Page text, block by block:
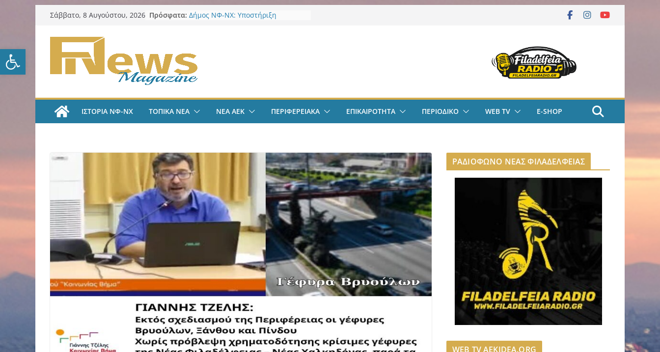
Ανοίξτε τη γραμμή εργαλείων
Μετάβαση
περιεχόμενο
Σάββατο, 8 Αυγούστου, 2026 Πρόσφατα: Δήμος ΝΦ-ΝΧ: Υποστήριξη
#35 | “Όλες οι εξελίξεις στην ΑΕΚ”
μέσα από το filadelfeiaradio & web
tv
League» – Η ξεχωριστή υποδοχή
του Μάριου Ηλιόπουλου
Κατερίνας Χαζλαρή
ΙΣΤΟΡΙΑ ΝΦ-ΝΧ ΤΟΠΙΚΑ ΝΕΑ ΝΕΑ ΑΕΚ ΠΕΡΙΦΕΡΕΙΑΚΑ ΕΠΙΚΑΙΡΟΤΗΤΑ ΠΕΡΙΟΔΙΚΟ WEB TV E-SHOP
ΡΑΔΙΟΦΩΝΟ ΝΕΑΣ ΦΙΛΑΔΕΛΦΕΙΑΣ
WEB TV AEKIDEA.ORG